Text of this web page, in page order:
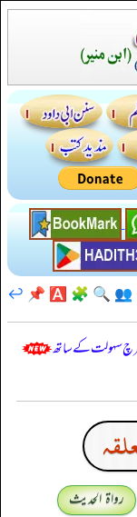
👥
🔍
🧩
🅰️
📌
↩️
سرچ سہولت کے ساتھ
رواۃ الحدیث